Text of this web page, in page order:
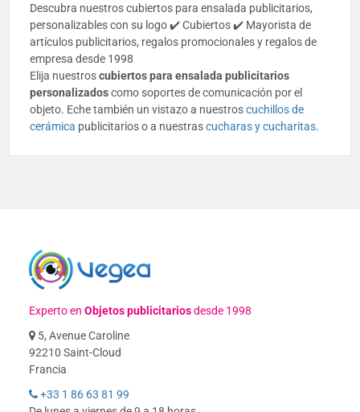
Descubra nuestros cubiertos para ensalada publicitarios,
personalizables con su logo ✔️ Cubiertos ✔️ Mayorista de
artículos publicitarios, regalos promocionales y regalos de
empresa desde 1998
Elija nuestroscubiertos para ensalada publicitarios
personalizadoscomo soportes de comunicación por el
objeto. Eche también un vistazo a nuestroscuchillos de
cerámica publicitarios o a nuestrascucharas y cucharitas.
Experto enObjetos publicitariosdesde 1998
5, Avenue Caroline
92210 Saint-Cloud
Francia
+33 1 86 63 81 99